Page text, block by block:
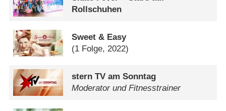
Rollschuhen
Sweet & Easy
(1 Folge, 2022)
stern TV am Sonntag
Moderator und Fitnesstrainer